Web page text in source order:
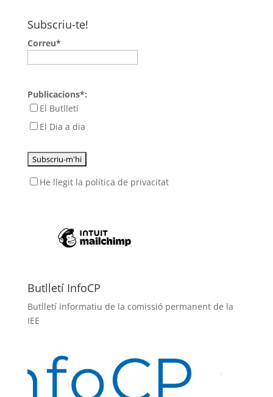
Subscriu-te!
Correu*
Publicacions*:
El Butlletí
El Dia a dia
He llegit la política de privacitat
Butlletí InfoCP
Butlletí informatiu de la comissió permanent de la
IEE